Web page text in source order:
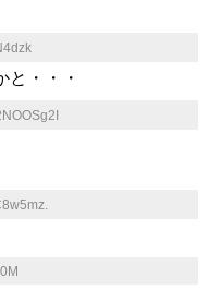
と・・・